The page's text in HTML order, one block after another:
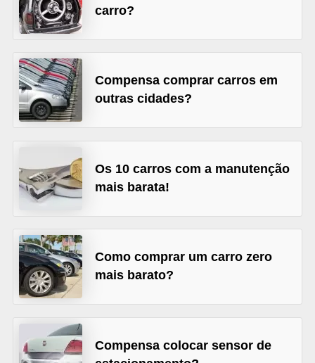
carro?
Compensa comprar carros em
outras cidades?
Os 10 carros com a manutenção
mais barata!
Como comprar um carro zero
mais barato?
Compensa colocar sensor de
u
l
s
B
i
i
c
t
a
s
a